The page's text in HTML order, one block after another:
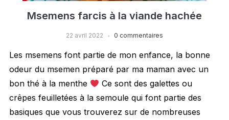
Msemens farcis à la viande hachée
22 avril 2022 0 commentaires
Les msemens font partie de mon enfance, la bonne
odeur du msemen préparé par ma maman avec un
bon thé à la menthe
Ce sont des galettes ou
crêpes feuilletées à la semoule qui font partie des
basiques que vous trouverez sur de nombreuses